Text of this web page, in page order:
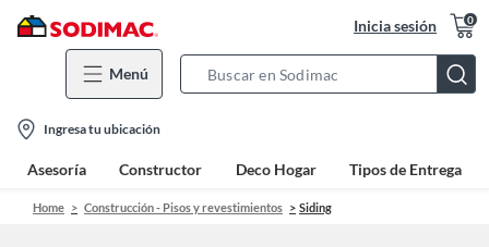
Inicia sesión 0
Menú
Bar
location-
icon
Ingresa tu ubicación
Asesoría Constructor Deco Hogar Tipos de Entrega
Home Construcción - Pisos y revestimientos Siding